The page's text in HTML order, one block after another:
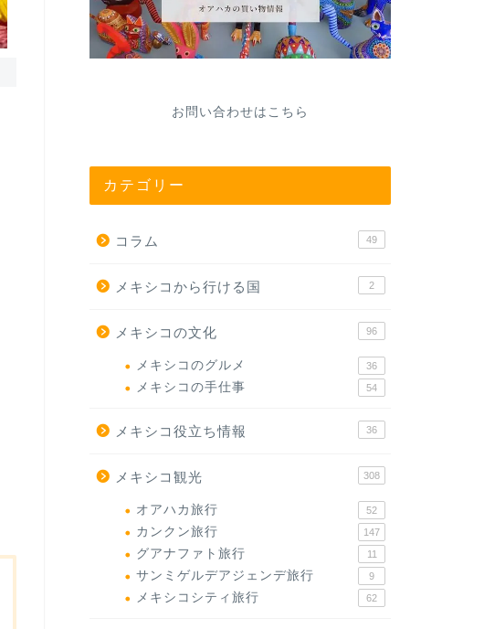
お問い合わせはこちら
カテゴリー
コラム 49
メキシコから行ける国 2
メキシコの文化 96
メキシコのグルメ 36
メキシコの手仕事 54
メキシコ役立ち情報 36
メキシコ観光 308
オアハカ旅行 52
カンクン旅行 147
グアナファト旅行 11
サンミゲルデアジェンデ旅行 9
メキシコシティ旅行 62